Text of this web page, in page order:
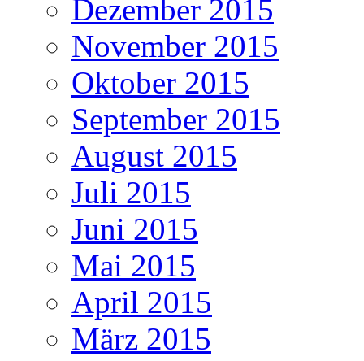
Dezember 2015
November 2015
Oktober 2015
September 2015
August 2015
Juli 2015
Juni 2015
Mai 2015
April 2015
März 2015